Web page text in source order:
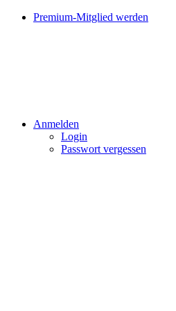
Premium-Mitglied werden
Anmelden
Login
Passwort vergessen